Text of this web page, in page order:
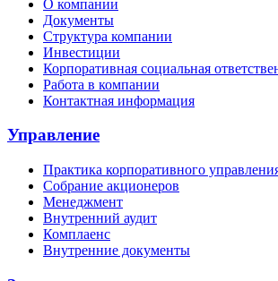
О компании
Документы
Структура компании
Инвестиции
Корпоративная социальная
Работа в компании
Контактная информация
Управление
Практика корпоративного
Собрание акционеров
Менеджмент
Внутренний аудит
Комплаенс
Внутренние документы